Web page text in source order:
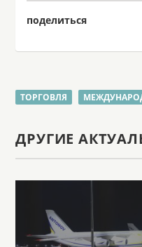
поделиться
ТОРГОВЛЯ
ДРУГИЕ